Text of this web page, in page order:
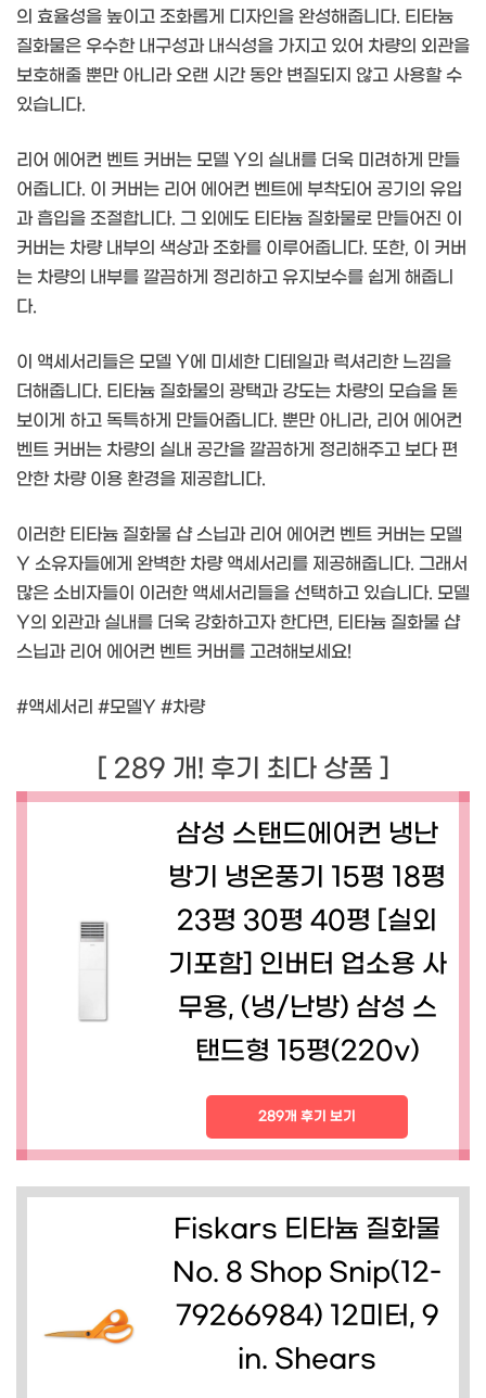
의 효율성을 높이고 조화롭게 디자인을 완성해줍니다. 티타늄
질화물은 우수한 내구성과 내식성을 가지고 있어 차량의 외관을
보호해줄 뿐만 아니라 오랜 시간 동안 변질되지 않고 사용할 수
있습니다.
리어 에어컨 벤트 커버는 모델 Y의 실내를 더욱 미려하게 만들
어줍니다. 이 커버는 리어 에어컨 벤트에 부착되어 공기의 유입
과 흡입을 조절합니다. 그 외에도 티타늄 질화물로 만들어진 이
커버는 차량 내부의 색상과 조화를 이루어줍니다. 또한, 이 커버
는 차량의 내부를 깔끔하게 정리하고 유지보수를 쉽게 해줍니
다.
이 액세서리들은 모델 Y에 미세한 디테일과 럭셔리한 느낌을
더해줍니다. 티타늄 질화물의 광택과 강도는 차량의 모습을 돋
보이게 하고 독특하게 만들어줍니다. 뿐만 아니라, 리어 에어컨
벤트 커버는 차량의 실내 공간을 깔끔하게 정리해주고 보다 편
안한 차량 이용 환경을 제공합니다.
이러한 티타늄 질화물 샵 스닙과 리어 에어컨 벤트 커버는 모델
Y 소유자들에게 완벽한 차량 액세서리를 제공해줍니다. 그래서
많은 소비자들이 이러한 액세서리들을 선택하고 있습니다. 모델
Y의 외관과 실내를 더욱 강화하고자 한다면, 티타늄 질화물 샵
스닙과 리어 에어컨 벤트 커버를 고려해보세요!
#액세서리 #모델Y #차량
[ 289 개! 후기 최다 상품 ]
삼성 스탠드에어컨 냉난
방기 냉온풍기 15평 18평
23평 30평 40평 [실외
기포함] 인버터 업소용 사
무용, (냉/난방) 삼성 스
탠드형 15평(220v)
289개 후기 보기
Fiskars 티타늄 질화물
No. 8 Shop Snip(12-
79266984) 12미터, 9
in. Shears